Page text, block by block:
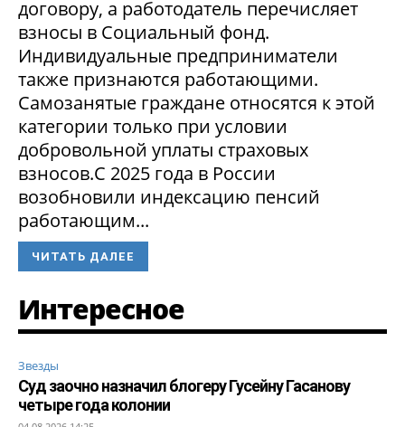
договору, а работодатель перечисляет
взносы в Социальный фонд.
Индивидуальные предприниматели
также признаются работающими.
Самозанятые граждане относятся к этой
категории только при условии
добровольной уплаты страховых
взносов.С 2025 года в России
возобновили индексацию пенсий
работающим...
ЧИТАТЬ ДАЛЕЕ
Интересное
Звезды
Суд заочно назначил блогеру Гусейну Гасанову
четыре года колонии